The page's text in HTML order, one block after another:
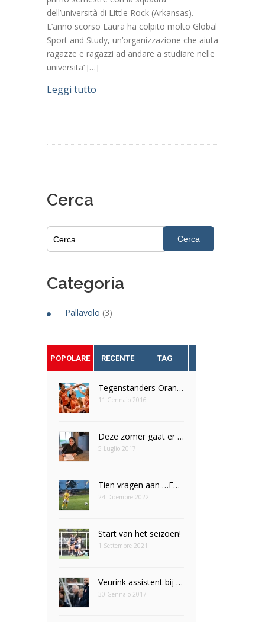
dell’università di Little Rock (Arkansas).
L’anno scorso Laura ha colpito molto Global
Sport and Study, un’organizzazione che aiuta
ragazze e ragazzi ad andare a studiare nelle
universita’ […]
Leggi tutto
Cerca
Categoria
Pallavolo (3)
POPOLARE RECENTE TAG
Tegenstanders Oranje dames OKT Tokio bekend
11 Gennaio 2016
Deze zomer gaat er een droom in vervulling voor Nomi Veldt
5 Luglio 2017
Tien vragen aan …Emily Eijpe
24 Dicembre 2022
Start van het seizoen!
1 Settembre 2021
Veurink assistent bij Leeuwinnen
30 Gennaio 2017